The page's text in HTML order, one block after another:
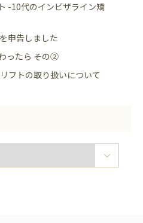
-10代のインビザライン矯
申告しました
ったら その②
フトの取り扱いについて